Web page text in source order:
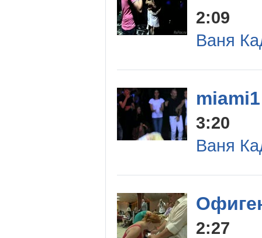
2:09
Ваня
miami1
3:20
Ваня
2:27